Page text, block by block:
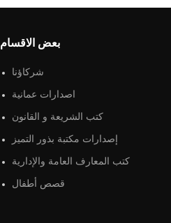
بعض الاقسام
شركاؤنا
اصدارات عمانية
كتب الشريعة و القانون
إصدارات مكتبة بذور التميز
كتب المعارف العامة والإدارية
قصص أطفال